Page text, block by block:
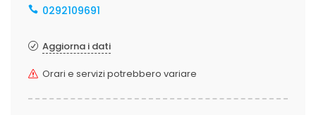
0292109691
Aggiorna i dati
Orari e servizi potrebbero variare